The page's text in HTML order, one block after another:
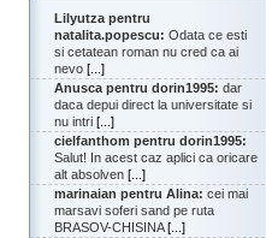
Lilyutza pentru
natalita.popescu: Odata ce esti
si cetatean roman nu cred ca ai
nevo [...]
Anusca pentru dorin1995: dar
daca depui direct la universitate si
nu intri [...]
cielfanthom pentru dorin1995:
Salut! In acest caz aplici ca oricare
alt absolven [...]
marinaian pentru Alina: cei mai
marsavi soferi sand pe ruta
BRASOV-CHISINA[...]